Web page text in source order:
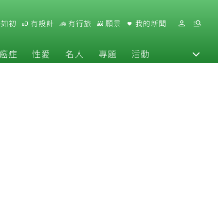
初 有設計 有行旅 願景 我的新聞
症 性愛 名人 專題 活動